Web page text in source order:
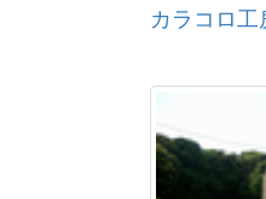
カラコロ工